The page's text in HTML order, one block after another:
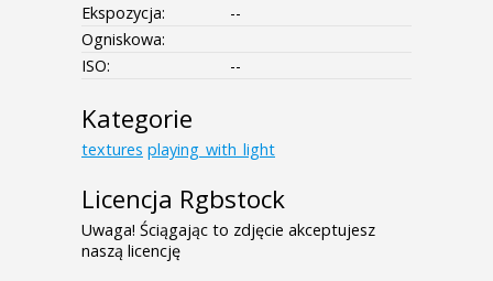
Ekspozycja:
--
Ogniskowa:
ISO:
--
Kategorie
textures playing_with_light
Licencja Rgbstock
Uwaga! Ściągając to zdjęcie akceptujesz
naszą licencję